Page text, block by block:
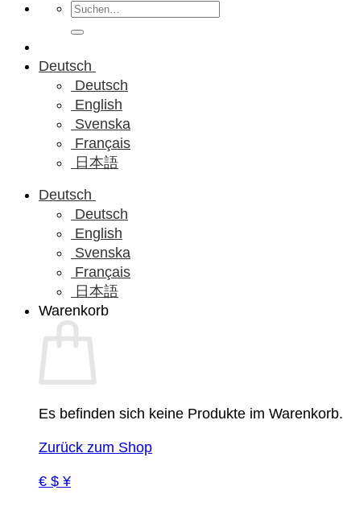
Suchen
nach:
Deutsch
Deutsch
English
Svenska
Français
日本語
Deutsch
Deutsch
English
Svenska
Français
日本語
Warenkorb
Es befinden sich keine Produkte im Warenkorb.
Zurück zum Shop
€ $ ¥